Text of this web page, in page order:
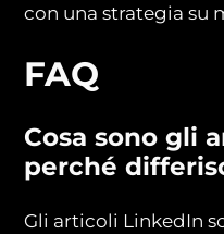
con una strategia su
FAQ
Cosa sono gli
perché
Gli articoli LinkedIn